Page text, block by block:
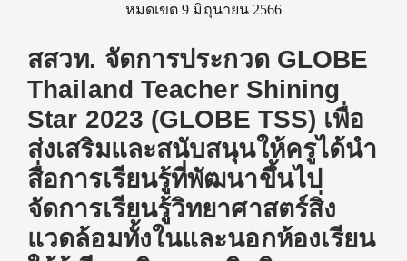
หมดเขต 9 มิถุนายน 2566
สสวท. จัดการประกวด GLOBE
Thailand Teacher Shining
Star 2023 (GLOBE TSS) เพื่อ
ส่งเสริมและสนับสนุนให้ครูได้นำ
สื่อการเรียนรู้ที่พัฒนาขึ้นไป
จัดการเรียนรู้วิทยาศาสตร์สิ่ง
แวดล้อมทั้งในและนอกห้องเรียน